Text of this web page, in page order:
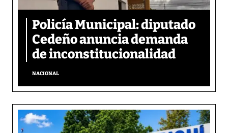
Policía Municipal: diputado
Cedeño anuncia demanda
de inconstitucionalidad
NACIONAL